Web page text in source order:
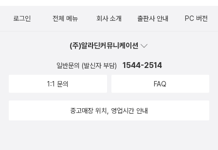
기쁘게 노래하는 마음이 되어서 즐겁게 끓이는 라면이라면 다 맛있습
사랑이라면 김치 한 조각이랑 간장 한 종지만 밥상에 올려도 매우 맛
있는 밥이나 라면이 됩니다.해님도 / 사진 찍어요 / 곧은 나무는 곧게
꼭 그대로 찍어요 (그림자) 어린이문학이 그릴 이야기는 바로 ‘사
을 사랑을 그릴 때에 어린이문학이고, 오늘 이 땅에서 괴롭거나 힘든
pe=RANKING“돈 줬지만 돈봉투는 안 줬다” 조병길 사상구청장 뒤
46250?cds=news_media_pc&type=editn부산 이전 공기업에
8/0000146262+[단독] '투표지 나를 사람 없었다'…'선관위 관리부
실' 내부 폭로https://n.news.naver.com/mnews/article/448/
구도입·증액 상향 시사https://n.news.naver.com/mnews/articl
로그인 전체 메뉴 회사 소개 출판사 안내 PC 버전
(주)알라딘커뮤니케이션
일반문의 (발신자 부담) 1544-2514
1:1 문의 FAQ
중고매장 위치, 영업시간 안내